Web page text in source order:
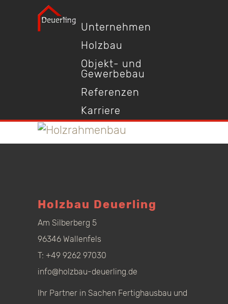
Unternehmen
Holzbau
Objekt- und
Gewerbebau
Referenzen
Karriere
Holzbau Deuerling
Am Silberberg 5
96346 Wallenfels
T: +49 9262 97030
info@holzbau-deuerling.de
Ihr Partner in Sachen Fertighausbau und